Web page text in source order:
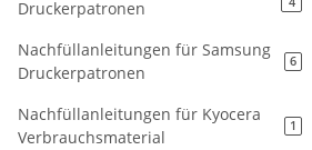
Druckerpatronen
Nachfüllanleitungen für Samsung
Druckerpatronen
6
Nachfüllanleitungen für Kyocera
Verbrauchsmaterial
1